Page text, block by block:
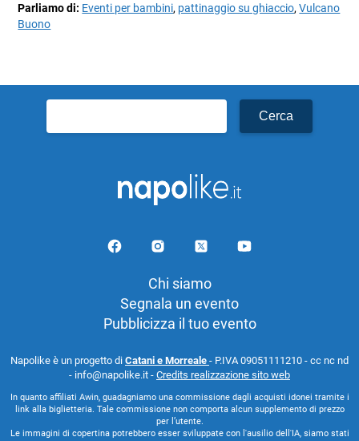
Parliamo di: Eventi per bambini, pattinaggio su ghiaccio,Vulcano
Buono
per:
Chi siamo
Segnala un evento
Pubblicizza il tuo evento
Napolike è un progetto di Catani e Morreale - P.IVA 09051111210 - cc nc nd
- info@napolike.it - Credits realizzazione sito web
In quanto affiliati Awin, guadagniamo una commissione dagli acquisti idonei tramite i
link alla biglietteria. Tale commissione non comporta alcun supplemento di prezzo
per l’utente.
Le immagini di copertina potrebbero esser sviluppate con l'ausilio dell'IA, siamo stati